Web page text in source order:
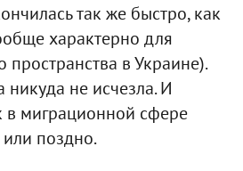
так же быстро, как
характерно для
в Украине).
не исчезла. И
в миграционной сфере
поздно.